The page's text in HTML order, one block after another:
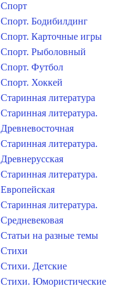
Спорт
Спорт. Бодибилдинг
Спорт. Карточные игры
Спорт. Рыболовный
Спорт. Футбол
Спорт. Хоккей
Старинная литература
Старинная литература.
Древневосточная
Старинная литература.
Древнерусская
Старинная литература.
Европейская
Старинная литература.
Средневековая
Статьи на разные темы
Стихи
Стихи. Детские
Стихи. Юмористические